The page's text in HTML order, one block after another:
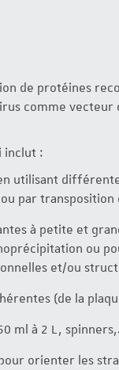
de protéines
comme vecteur
inclut :
utilisant
par transposition
à petite et
ou
et/ou
(de la
ml à 2 L,
orienter les